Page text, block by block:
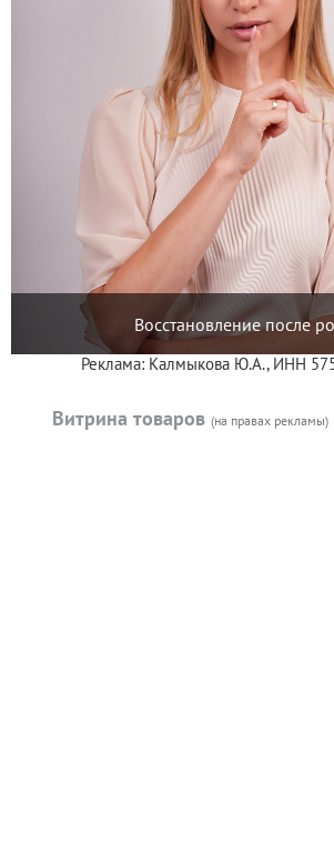
Восстановление после
Реклама: Калмыкова Ю.А., ИНН
Витрина товаров (на правах рекламы)